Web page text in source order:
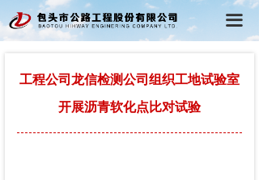
끀
首页
党建工作
工程公司龙信检测公司组织工地试验室
开展沥青软化点比对试验